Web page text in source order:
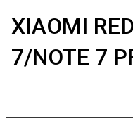
XIAOMI
7/NOTE 7